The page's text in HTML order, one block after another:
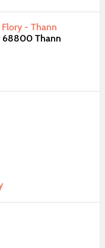
Flory - Thann
68800 Thann